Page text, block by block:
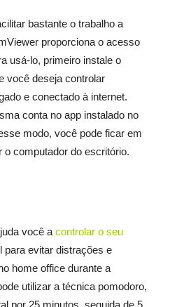
bastante o trabalho a
proporciona o acesso
usá-lo, primeiro instale o
você deseja controlar
e conectado à internet.
conta no app instalado no
modo, você pode ficar em
computador do escritório.
você a controlar o seu
para evitar distrações e
home office durante a
utilizar a técnica pomodoro,